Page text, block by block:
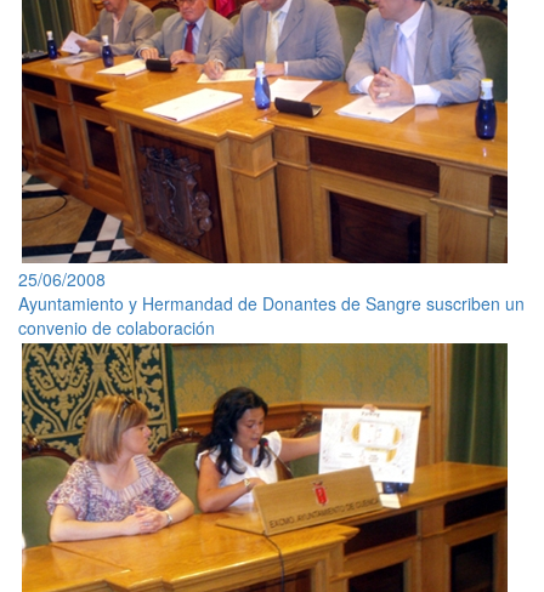
25/06/2008
Ayuntamiento y Hermandad de Donantes de Sangre suscriben un
convenio de colaboración